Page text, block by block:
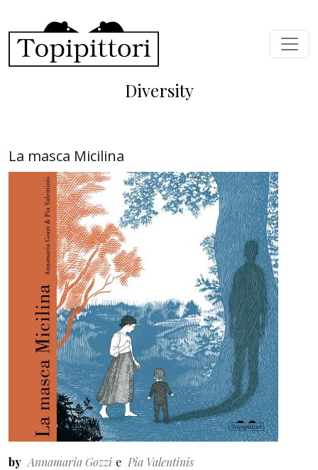
Diversity
La masca Micilina
by Annamaria Gozzi Pia Valentinis